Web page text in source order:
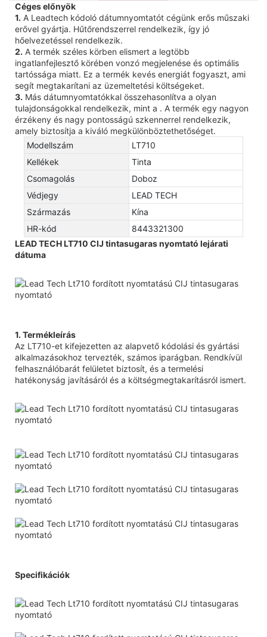
Céges előnyök
1. A Leadtech kódoló dátumnyomtatót cégünk erős műszaki
erővel gyártja. Hűtőrendszerrel rendelkezik, így jó
hőelvezetéssel rendelkezik.
2. A termék széles körben elismert a legtöbb
ingatlanfejlesztő körében vonzó megjelenése és optimális
tartóssága miatt. Ez a termék kevés energiát fogyaszt, ami
segít megtakarítani az üzemeltetési költségeket.
3. Más dátumnyomtatókkal összehasonlítva a olyan
tulajdonságokkal rendelkezik, mint a . A termék egy nagyon
érzékeny és nagy pontosságú szkennerrel rendelkezik,
amely biztosítja a kiváló megkülönböztethetőséget.
Modellszám
LT710
Kellékek
Tinta
Csomagolás
Doboz
Védjegy
LEAD TECH
Származás
Kína
HR-kód
8443321300
LEAD TECH LT710 CIJ tintasugaras nyomtató lejárati
dátuma
1. Termékleírás
Az LT710-et kifejezetten az alapvető kódolási és gyártási
alkalmazásokhoz tervezték, számos iparágban. Rendkívül
felhasználóbarát felületet biztosít, és a termelési
hatékonyság javításáról és a költségmegtakarításról ismert.
Specifikációk